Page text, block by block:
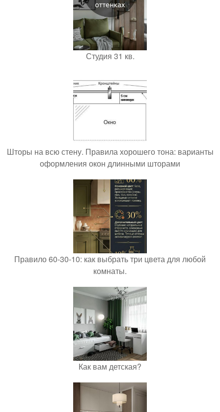
Студия 31 кв.
Шторы на всю стену. Правила хорошего тона: варианты
оформления окон длинными шторами
Правило 60-30-10: как выбрать три цвета для любой
комнаты.
Как вам детская?